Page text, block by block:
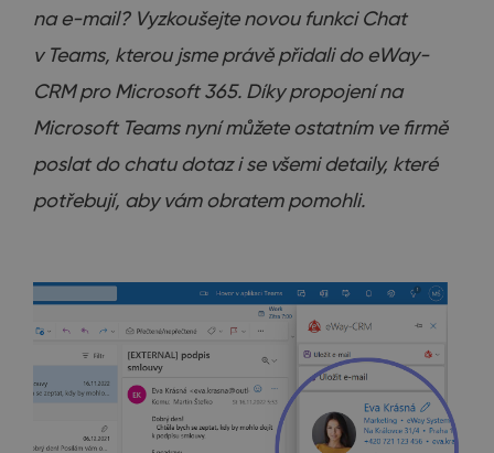
na e-mail? Vyzkoušejte novou funkci Chat
v Teams, kterou jsme právě přidali do eWay-
CRM pro Microsoft 365. Díky propojení na
Microsoft Teams nyní můžete ostatním ve firmě
poslat do chatu dotaz i se všemi detaily, které
potřebují, aby vám obratem pomohli.